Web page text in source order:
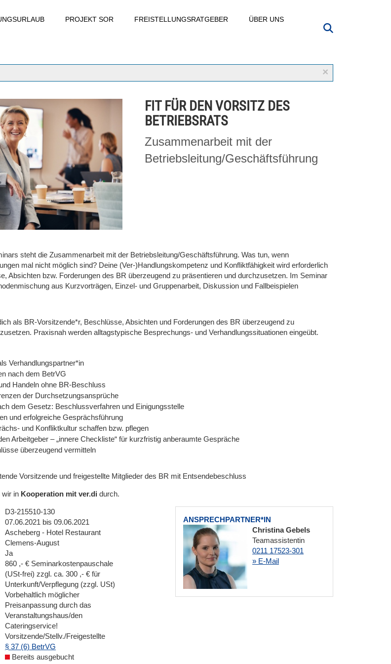
PROJEKT SOR FREISTELLUNGSRATGEBER ÜBER UNS
×
FIT FÜR DEN VORSITZ DES
BETRIEBSRATS
Zusammenarbeit mit der
Betriebsleitung/Geschäftsführung
steht die Zusammenarbeit mit der Betriebsleitung/Geschäftsführung. Was tun, wenn
mal nicht möglich sind? Deine (Ver-)Handlungskompetenz und Konfliktfähigkeit wird erforderlich
Absichten bzw. Forderungen des BR überzeugend zu präsentieren und durchzusetzen. Im Seminar
aus Kurzvorträgen, Einzel- und Gruppenarbeit, Diskussion und Fallbeispielen
als BR-Vorsitzende*r, Beschlüsse, Absichten und Forderungen des BR überzeugend zu
Praxisnah werden alltagstypische Besprechungs- und Verhandlungssituationen eingeübt.
Verhandlungspartner*in
nach dem BetrVG
Handeln ohne BR-Beschluss
der Durchsetzungsansprüche
dem Gesetz: Beschlussverfahren und Einigungsstelle
und erfolgreiche Gesprächsführung
und Konfliktkultur schaffen bzw. pflegen
Arbeitgeber – „innere Checkliste“ für kurzfristig anberaumte Gespräche
überzeugend vermitteln
Vorsitzende und freigestellte Mitglieder des BR mit Entsendebeschluss
wir in Kooperation mit ver.di durch.
ANSPRECHPARTNER*IN
Christina Gebels
Teamassistentin
0211 17523-301
» E-Mail
D3-215510-130
07.06.2021 bis 09.06.2021
Ascheberg - Hotel Restaurant
Clemens-August
Ja
860 ,- € Seminarkostenpauschale
(USt-frei) zzgl. ca. 300 ,- € für
Unterkunft/Verpflegung (zzgl. USt)
Vorbehaltlich möglicher
Preisanpassung durch das
Veranstaltungshaus/den
Cateringservice!
Vorsitzende/Stellv./Freigestellte
§ 37 (6) BetrVG
Bereits ausgebucht